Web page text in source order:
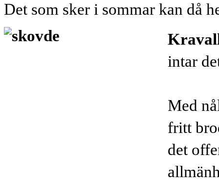
Det som sker i sommar kan då
intar
Med
fritt
det